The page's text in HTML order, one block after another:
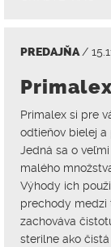
PREDAJŇA/
Primalex si pre
odtieňov bielej a
Jedná sa o
malého
Výhody ich
prechody medzi
zachováva
sterilne ako